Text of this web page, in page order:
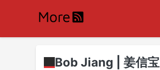
Bob Jiang | 姜信宝